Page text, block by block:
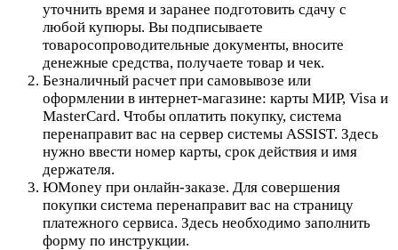
уточнить время и заранее подготовить сдачу с
любой купюры. Вы подписываете
товаросопроводительные документы, вносите
денежные средства, получаете товар и чек.
Безналичный расчет при самовывозе или
оформлении в интернет-магазине: карты МИР, Visa и
MasterCard. Чтобы оплатить покупку, система
перенаправит вас на сервер системы ASSIST. Здесь
нужно ввести номер карты, срок действия и имя
держателя.
ЮMoney при онлайн-заказе. Для совершения
покупки система перенаправит вас на страницу
платежного сервиса. Здесь необходимо заполнить
форму по инструкции.